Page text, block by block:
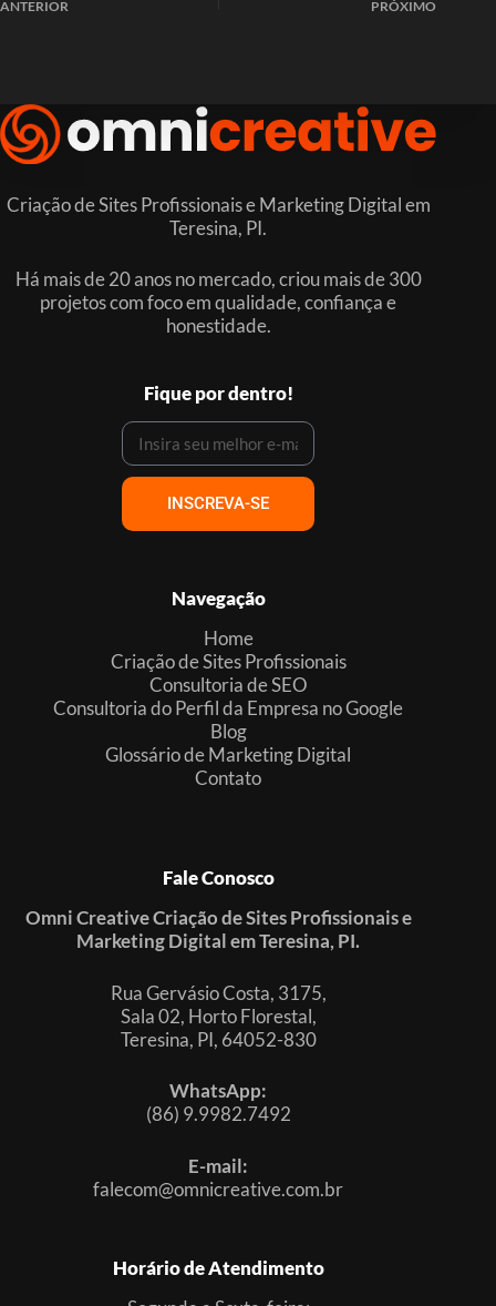
ANTERIOR PRÓXIMO
Criação de Sites Profissionais e Marketing Digital em
Teresina, PI.
Há mais de 20 anos no mercado, criou mais de 300
projetos com foco em qualidade, confiança e
honestidade.
Fique por dentro!
INSCREVA-SE
Navegação
Home
Criação de Sites Profissionais
Consultoria de SEO
Consultoria do Perfil da Empresa no Google
Blog
Glossário de Marketing Digital
Contato
Fale Conosco
Omni Creative Criação de Sites Profissionais e
Marketing Digital em Teresina, PI.
Rua Gervásio Costa, 3175,
Sala 02, Horto Florestal,
Teresina, PI, 64052-830
WhatsApp:
(86) 9.9982.7492
E-mail:
falecom@omnicreative.com.br
Horário de Atendimento